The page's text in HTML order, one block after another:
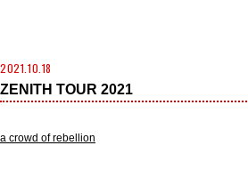
2021.10.18
ZENITH TOUR 2021
a crowd of rebellion